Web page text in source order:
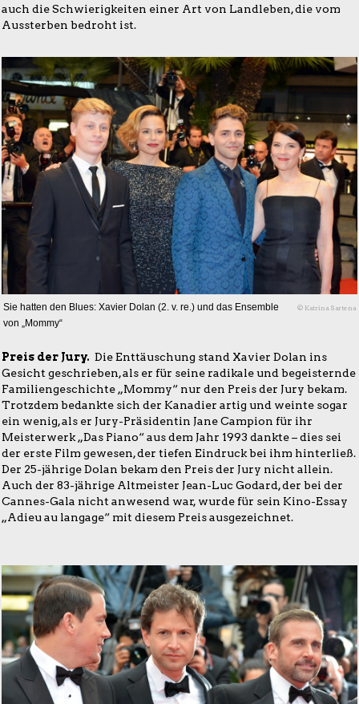
auch die Schwierigkeiten einer Art von Landleben, die vom
Aussterben bedroht ist.
Sie hatten den Blues: Xavier Dolan (2. v. re.) und das Ensemble
von „Mommy“
© Katrina Sartena
Preis der Jury. Die Enttäuschung stand Xavier Dolan ins
Gesicht geschrieben, als er für seine radikale und begeisternde
Familiengeschichte „Mommy“ nur den Preis der Jury bekam.
Trotzdem bedankte sich der Kanadier artig und weinte sogar
ein wenig, als er Jury-Präsidentin Jane Campion für ihr
Meisterwerk „Das Piano“ aus dem Jahr 1993 dankte – dies sei
der erste Film gewesen, der tiefen Eindruck bei ihm hinterließ.
Der 25-jährige Dolan bekam den Preis der Jury nicht allein.
Auch der 83-jährige Altmeister Jean-Luc Godard, der bei der
Cannes-Gala nicht anwesend war, wurde für sein Kino-Essay
„Adieu au langage“ mit diesem Preis ausgezeichnet.